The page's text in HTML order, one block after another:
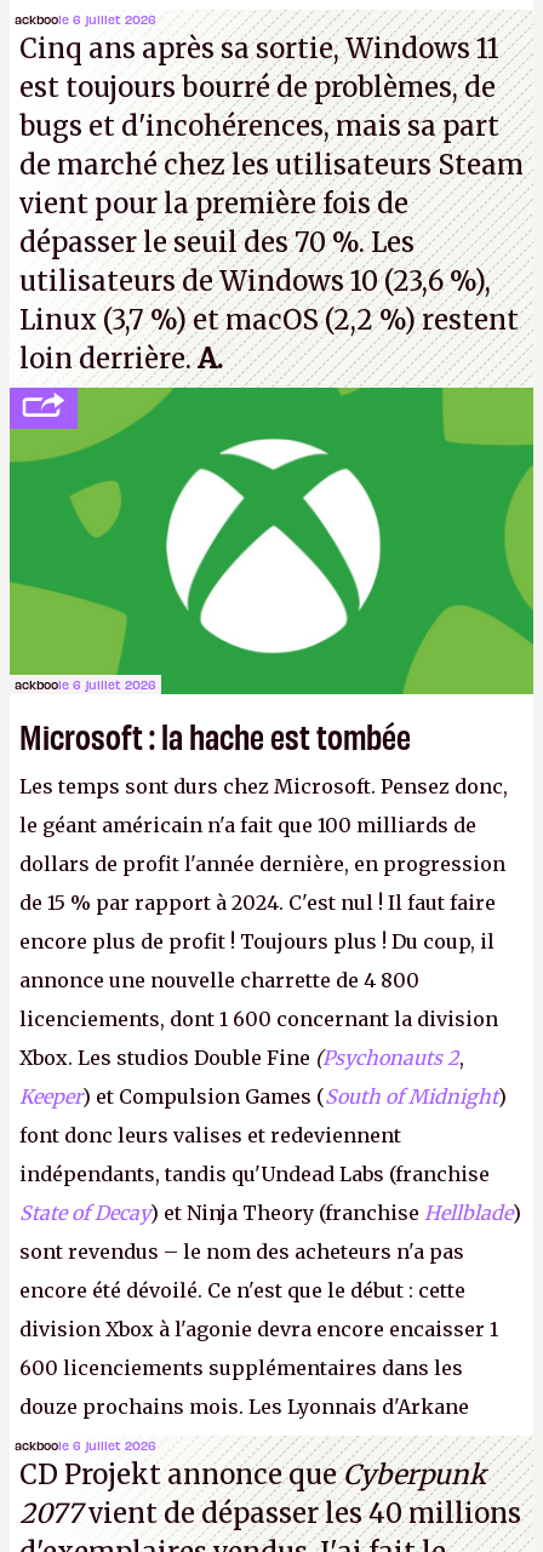
Microsoft, mais le syndicat des employés confirme
de nombreux licenciements.A.
ackboole 6 juillet 2026
Cinq ans après sa sortie, Windows 11
est toujours bourré de problèmes, de
bugs et d'incohérences, mais sa part
de marché chez les utilisateurs Steam
vient pour la première fois de
dépasser le seuil des 70 %. Les
utilisateurs de Windows 10 (23,6 %),
Linux (3,7 %) et macOS (2,2 %) restent
loin derrière.A.
ackboole 6 juillet 2026
Microsoft : la hache est tombée
Les temps sont durs chez Microsoft. Pensez donc,
le géant américain n'a fait que 100 milliards de
dollars de profit l'année dernière, en progression
de 15 % par rapport à 2024. C'est nul ! Il faut faire
encore plus de profit ! Toujours plus ! Du coup, il
annonce une nouvelle charrette de 4 800
licenciements, dont 1 600 concernant la division
Xbox. Les studios Double Fine (Psychonauts 2,
Keeper) et Compulsion Games (South of Midnight)
font donc leurs valises et redeviennent
indépendants, tandis qu'Undead Labs (franchise
State of Decay) et Ninja Theory (franchise Hellblade)
sont revendus – le nom des acheteurs n'a pas
encore été dévoilé. Ce n'est que le début : cette
division Xbox à l'agonie devra encore encaisser 1
600 licenciements supplémentaires dans les
douze prochains mois. Les Lyonnais d'Arkane
(Dishonored, Deathloop) pourraient faire partie des
prochaines victimes, puisque Microsoft a confirmé
vouloir se séparer du studio.A.
ackboole 6 juillet 2026
CD Projekt annonce queCyberpunk
2077vient de dépasser les 40 millions